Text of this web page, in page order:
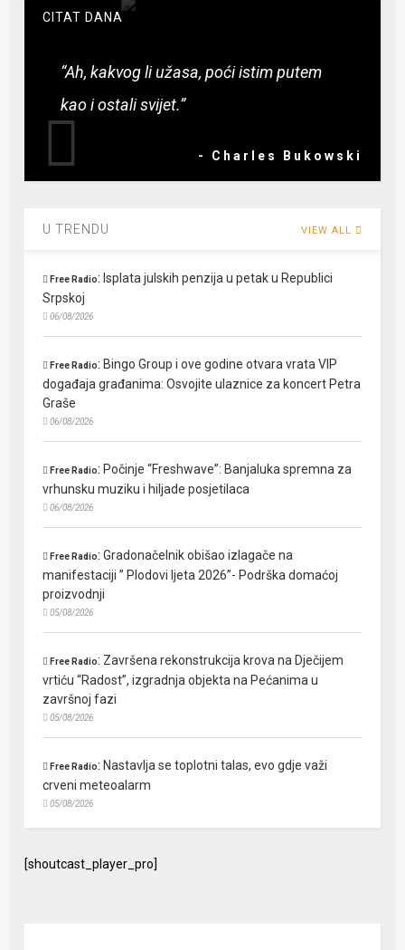
CITAT DANA
“Ah, kakvog li užasa, poći istim putem
kao i ostali svijet.”
- Charles Bukowski
U TRENDU VIEW ALL
Free Radio: Isplata julskih penzija u petak u Republici
Srpskoj
06/08/2026
Free Radio: Bingo Group i ove godine otvara vrata VIP
događaja građanima: Osvojite ulaznice za koncert Petra
Graše
06/08/2026
Free Radio: Počinje “Freshwave”: Banjaluka spremna za
vrhunsku muziku i hiljade posjetilaca
06/08/2026
Free Radio:Gradonačelnik obišao izlagače na
manifestaciji ” Plodovi ljeta 2026”- Podrška domaćoj
proizvodnji
05/08/2026
Free Radio: Završena rekonstrukcija krova na Dječijem
vrtiću “Radost”, izgradnja objekta na Pećanima u
završnoj fazi
05/08/2026
Free Radio: Nastavlja se toplotni talas, evo gdje važi
crveni meteoalarm
05/08/2026
[shoutcast_player_pro]